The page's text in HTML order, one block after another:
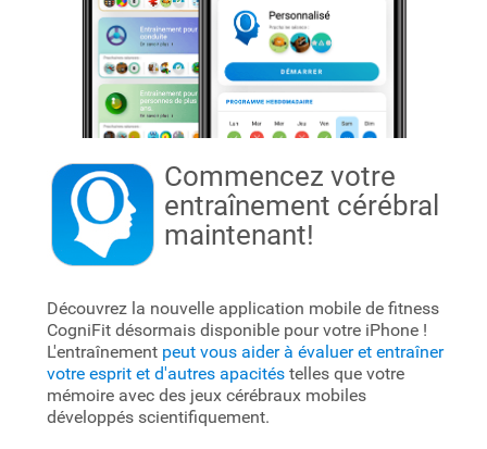
Commencez votre
entraînement cérébral
maintenant!
Découvrez la nouvelle application mobile de fitness
CogniFit désormais disponible pour votre iPhone !
L'entraînement peut vous aider à évaluer et entraîner
votre esprit et d'autres apacitéstelles que votre
mémoire avec des jeux cérébraux mobiles
développés scientifiquement.